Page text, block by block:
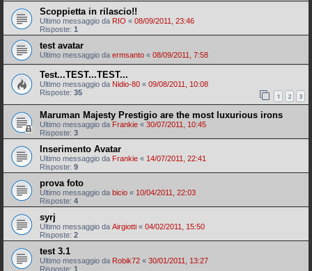
Scoppietta in rilascio!!
Ultimo messaggio da RIO « 08/09/2011, 23:46
Risposte: 1
test avatar
Ultimo messaggio da ermsanto « 08/09/2011, 7:58
Test...TEST...TEST...
Ultimo messaggio da Nidio-80 « 09/08/2011, 10:08
Risposte: 35 1 2 3
Maruman Majesty Prestigio are the most luxurious irons
Ultimo messaggio da Frankie « 30/07/2011, 10:45
Risposte: 3
Inserimento Avatar
Ultimo messaggio da Frankie « 14/07/2011, 22:41
Risposte: 9
prova foto
Ultimo messaggio da bicio « 10/04/2011, 22:03
Risposte: 4
syrj
Ultimo messaggio da Airgiotti « 04/02/2011, 15:50
Risposte: 2
test 3.1
Ultimo messaggio da Robik72 « 30/01/2011, 13:27
Risposte: 1